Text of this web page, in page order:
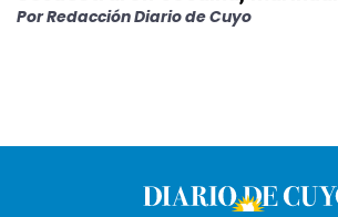
PorRedacción Diario de Cuyo